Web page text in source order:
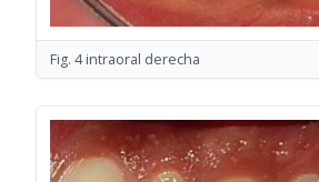
Fig. 4 intraoral derecha